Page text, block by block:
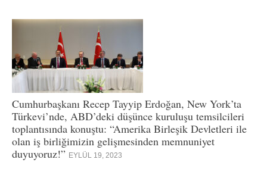
Cumhurbaşkanı Recep Tayyip Erdoğan, New York’ta
Türkevi’nde, ABD’deki düşünce kuruluşu temsilcileri
toplantısında konuştu: “Amerika Birleşik Devletleri ile
olan iş birliğimizin gelişmesinden memnuniyet
duyuyoruz!” EYLÜL 19, 2023